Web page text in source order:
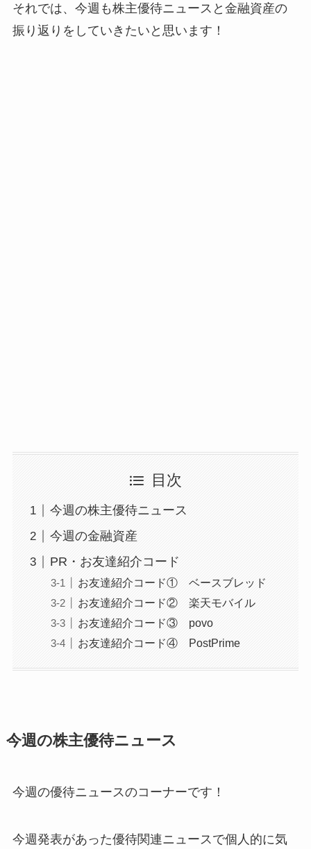
それでは、今週も株主優待ニュースと金融資産の
振り返りをしていきたいと思います！
目次
今週の株主優待ニュース
今週の金融資産
PR・お友達紹介コード
お友達紹介コード① ベースブレッド
お友達紹介コード② 楽天モバイル
お友達紹介コード③ povo
お友達紹介コード④ PostPrime
今週の株主優待ニュース
今週の優待ニュースのコーナーです！
今週発表があった優待関連ニュースで個人的に気